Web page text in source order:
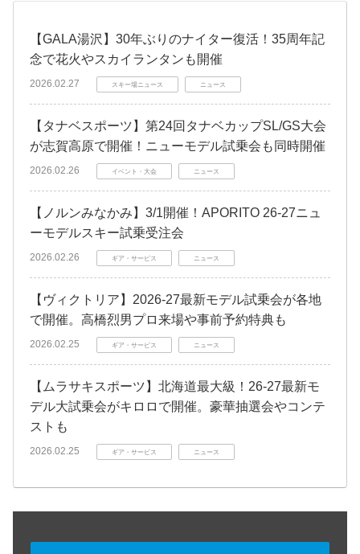
【GALA湯沢】30年ぶりのナイター復活！35周年記
念で花火やスカイランタンも開催
2026.02.27 スキー場ニュース ニュース
【タナベスポーツ】第24回タナベカップSL/GS大会
が志賀高原で開催！ニューモデル試乗会も同時開催
2026.02.26 イベント・大会 ニュース
【ノルンみなかみ】3/1開催！APORITO 26-27ニュ
ーモデルスキー試乗受注会
2026.02.26 ギア・サービス ニュース
【ヴィクトリア】2026-27最新モデル試乗会が各地
で開催。高橋烈男プロ来場や事前予約特典も
2026.02.25 ギア・サービス ニュース
【ムラサキスポーツ】北海道最大級！26-27最新モ
デル大試乗会がキロロで開催。豪華抽選会やコンテ
ストも
2026.02.25 ギア・サービス ニュース